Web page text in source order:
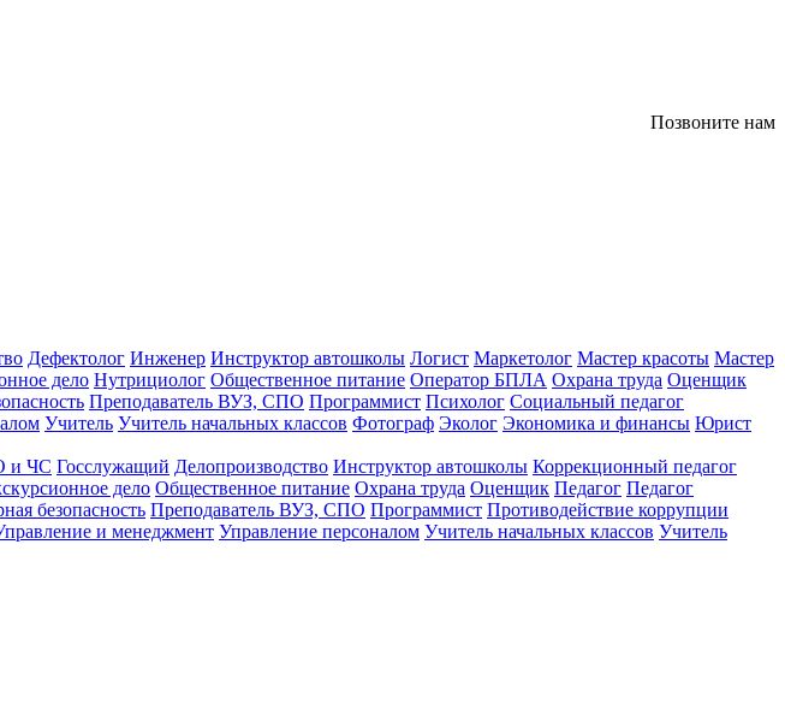
Позвоните нам
Дефектолог Инженер Инструктор автошколы Логист Маркетолог Мастер красоты Мастер
дело Нутрициолог Общественное питание Оператор БПЛА Охрана труда Оценщик
Преподаватель ВУЗ, СПО Программист Психолог Социальный педагог
Учитель Учитель начальных классов Фотограф Эколог Экономика и финансы Юрист
и ЧС Госслужащий Делопроизводство Инструктор автошколы Коррекционный педагог
дело Общественное питание Охрана труда Оценщик Педагог Педагог
безопасность Преподаватель ВУЗ, СПО Программист Противодействие коррупции
и менеджмент Управление персоналом Учитель начальных классов Учитель